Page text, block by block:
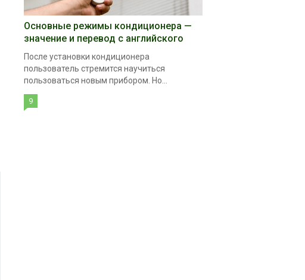
Основные режимы кондиционера —
значение и перевод с английского
После установки кондиционера
пользователь стремится научиться
пользоваться новым прибором. Но...
9